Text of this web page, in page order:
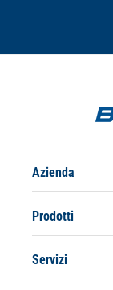
Azienda
Prodotti
Servizi